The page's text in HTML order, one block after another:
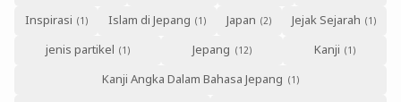
Inspirasi
Islam di Jepang Japan
Jejak Sejarah
jenis partikel
Jepang
Kanji
Kanji Angka Dalam Bahasa Jepang